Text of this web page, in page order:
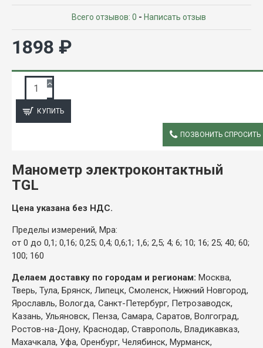
Всего отзывов: 0 - Написать отзыв
1898 ₽
КУПИТЬ
ПОЗВОНИТЬ СПРОСИТЬ
Манометр электроконтактный
TGL
Цена указана без НДС.
Пределы измерений, Mpa:
от 0 до 0,1; 0,16; 0,25; 0,4; 0,6;1; 1,6; 2,5; 4; 6; 10; 16; 25; 40; 60;
100; 160
Делаем доставку по городам и регионам: Москва,
Тверь, Тула, Брянск, Липецк, Смоленск, Нижний Новгород,
Ярославль, Вологда, Санкт-Петербург, Петрозаводск,
Казань, Ульяновск, Пенза, Самара, Саратов, Волгоград,
Ростов-на-Дону, Краснодар, Ставрополь, Владикавказ,
Махачкала, Уфа, Оренбург, Челябинск, Мурманск,